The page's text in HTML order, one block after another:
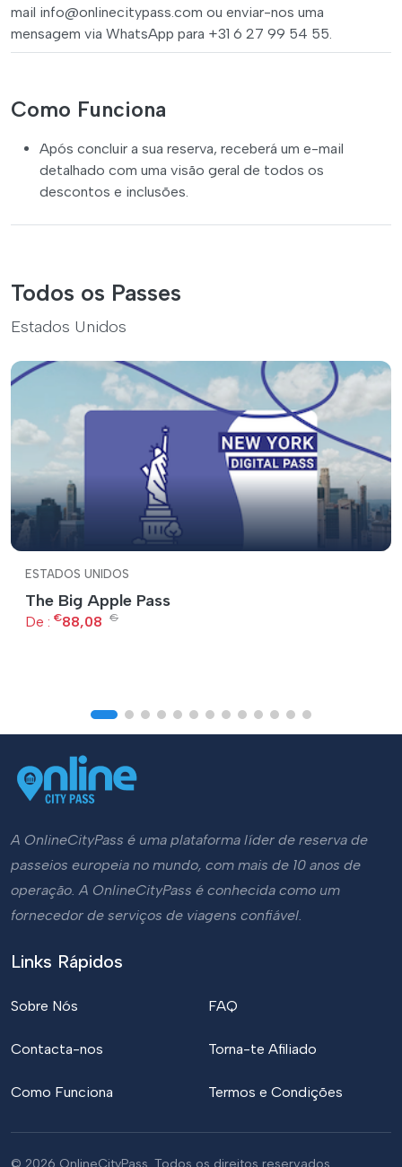
mail info@onlinecitypass.com ou enviar-nos uma
mensagem via WhatsApp para +31 6 27 99 54 55.
Como Funciona
Após concluir a sua reserva, receberá um e-mail
detalhado com uma visão geral de todos os
descontos e inclusões.
Todos os Passes
Estados Unidos
ESTADOS UNIDOS
The Big Apple Pass
De : €88,08 €
A OnlineCityPass é uma plataforma líder de reserva de
passeios europeia no mundo, com mais de 10 anos de
operação. A OnlineCityPass é conhecida como um
fornecedor de serviços de viagens confiável.
Links Rápidos
Sobre Nós
Contacta-nos
Como Funciona
FAQ
Torna-te Afiliado
Termos e Condições
© 2026 OnlineCityPass. Todos os direitos reservados.